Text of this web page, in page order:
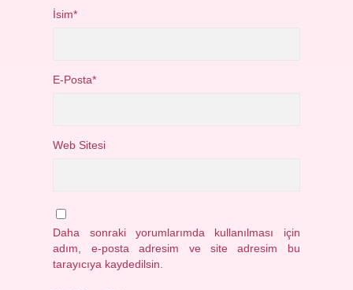
İsim*
E-Posta*
Web Sitesi
Daha sonraki yorumlarımda kullanılması için
adım, e-posta adresim ve site adresim bu
tarayıcıya kaydedilsin.